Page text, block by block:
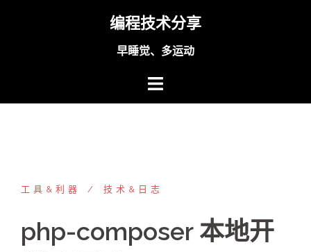
编程技术分享
早睡觉、多运动
工具&利器 技术&日志
php-composer 本地开